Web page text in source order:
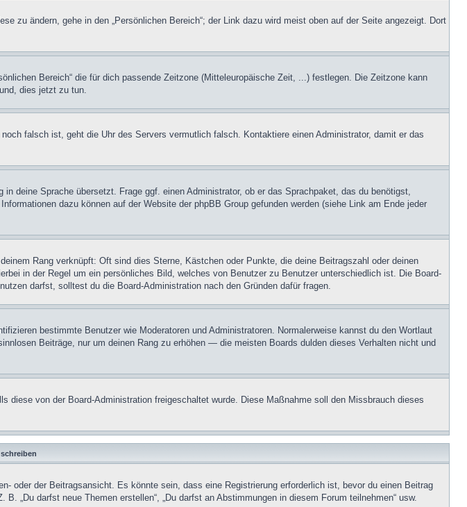
zu ändern, gehe in den „Persönlichen Bereich“; der Link dazu wird meist oben auf der Seite angezeigt. Dort
Bereich“ die für dich passende Zeitzone (Mitteleuropäische Zeit, ...) festlegen. Die Zeitzone kann
dies jetzt zu tun.
falsch ist, geht die Uhr des Servers vermutlich falsch. Kontaktiere einen Administrator, damit er das
deine Sprache übersetzt. Frage ggf. einen Administrator, ob er das Sprachpaket, das du benötigst,
dazu können auf der Website der phpBB Group gefunden werden (siehe Link am Ende jeder
Rang verknüpft: Oft sind dies Sterne, Kästchen oder Punkte, die deine Beitragszahl oder deinen
in der Regel um ein persönliches Bild, welches von Benutzer zu Benutzer unterschiedlich ist. Die Board-
darfst, solltest du die Board-Administration nach den Gründen dafür fragen.
bestimmte Benutzer wie Moderatoren und Administratoren. Normalerweise kannst du den Wortlaut
Beiträge, nur um deinen Rang zu erhöhen — die meisten Boards dulden dieses Verhalten nicht und
diese von der Board-Administration freigeschaltet wurde. Diese Maßnahme soll den Missbrauch dieses
oder der Beitragsansicht. Es könnte sein, dass eine Registrierung erforderlich ist, bevor du einen Beitrag
„Du darfst neue Themen erstellen“, „Du darfst an Abstimmungen in diesem Forum teilnehmen“ usw.